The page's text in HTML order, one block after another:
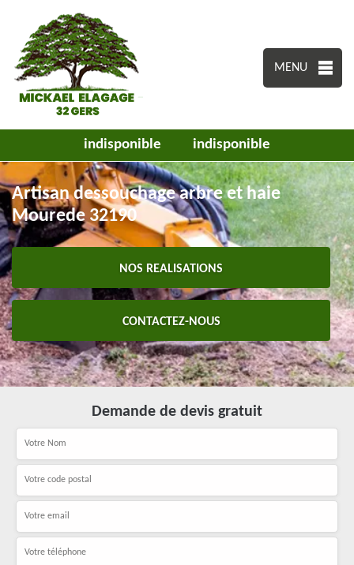
MENU
indisponible indisponible
Artisan dessouchage arbre et haie
Mourede 32190
NOS REALISATIONS
CONTACTEZ-NOUS
Demande de devis gratuit